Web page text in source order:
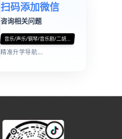
扫码添加微信
咨询相关问题
音乐/声乐/钢琴/音乐剧/二胡...
精准升学导航...